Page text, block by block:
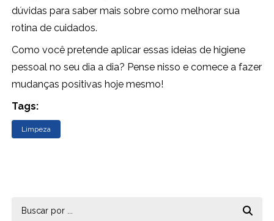
dúvidas para saber mais sobre como melhorar sua
rotina de cuidados.
Como você pretende aplicar essas ideias de higiene
pessoal no seu dia a dia? Pense nisso e comece a fazer
mudanças positivas hoje mesmo!
Tags:
Limpeza